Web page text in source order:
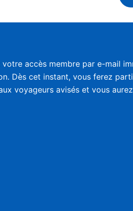
votre accès membre par e-mail
Dès cet instant, vous ferez
voyageurs avisés et vous